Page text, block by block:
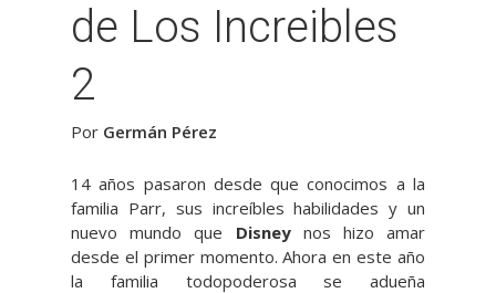
de Los Increibles
2
Por Germán Pérez
14 años pasaron desde que conocimos a la
familia Parr, sus increíbles habilidades y un
nuevo mundo que Disneynos hizo amar
desde el primer momento. Ahora en este año
la familia todopoderosa se adueña